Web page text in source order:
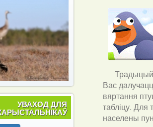
Вас
вяртання
табліцу. Для
населены
УВАХОД ДЛЯ